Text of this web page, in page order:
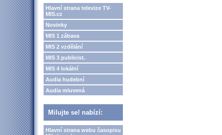
Hlavní strana televize TV-
MIS.cz
Novinky
MIS 1 zábava
MIS 2 vzdělání
MIS 3 publicist.
MIS 4 lokální
Audia hudební
Audia mluvená
Milujte se! nabízí:
Hlavní strana webu časopisu